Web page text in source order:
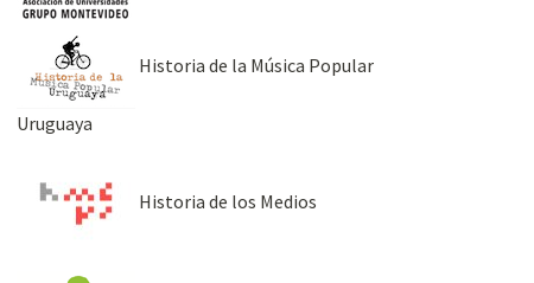
Historia de la Música Popular
Uruguaya
Historia de los Medios